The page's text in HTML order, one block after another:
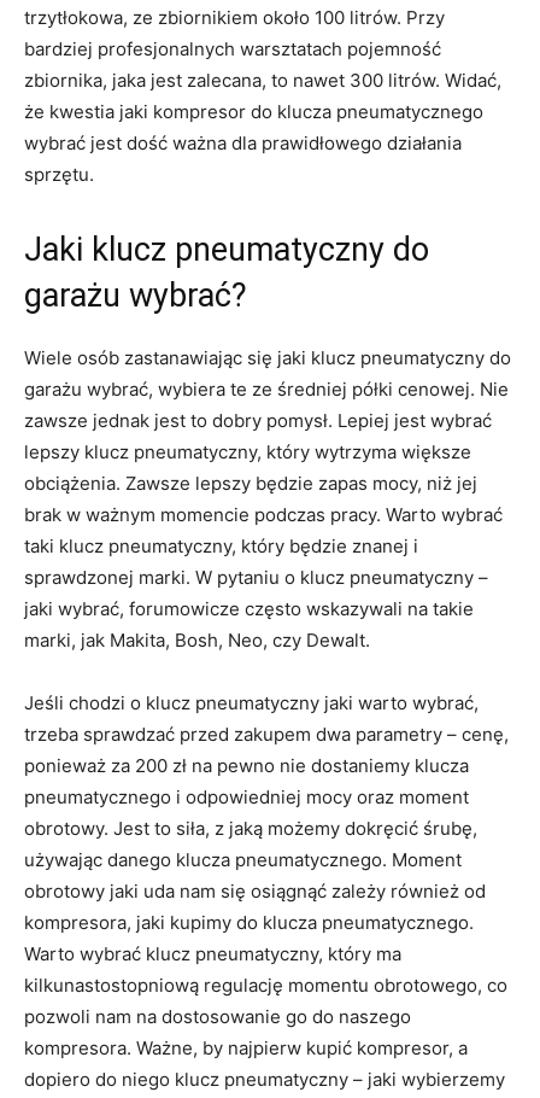
trzytłokowa, ze zbiornikiem około 100 litrów. Przy
bardziej profesjonalnych warsztatach pojemność
zbiornika, jaka jest zalecana, to nawet 300 litrów. Widać,
że kwestia jaki kompresor do klucza pneumatycznego
wybrać jest dość ważna dla prawidłowego działania
sprzętu.
Jaki klucz pneumatyczny do
garażu wybrać?
Wiele osób zastanawiając się jaki klucz pneumatyczny do
garażu wybrać, wybiera te ze średniej półki cenowej. Nie
zawsze jednak jest to dobry pomysł. Lepiej jest wybrać
lepszy klucz pneumatyczny, który wytrzyma większe
obciążenia. Zawsze lepszy będzie zapas mocy, niż jej
brak w ważnym momencie podczas pracy. Warto wybrać
taki klucz pneumatyczny, który będzie znanej i
sprawdzonej marki. W pytaniu o klucz pneumatyczny –
jaki wybrać, forumowicze często wskazywali na takie
marki, jak Makita, Bosh, Neo, czy Dewalt.
Jeśli chodzi o klucz pneumatyczny jaki warto wybrać,
trzeba sprawdzać przed zakupem dwa parametry – cenę,
ponieważ za 200 zł na pewno nie dostaniemy klucza
pneumatycznego i odpowiedniej mocy oraz moment
obrotowy. Jest to siła, z jaką możemy dokręcić śrubę,
używając danego klucza pneumatycznego. Moment
obrotowy jaki uda nam się osiągnąć zależy również od
kompresora, jaki kupimy do klucza pneumatycznego.
Warto wybrać klucz pneumatyczny, który ma
kilkunastostopniową regulację momentu obrotowego, co
pozwoli nam na dostosowanie go do naszego
kompresora. Ważne, by najpierw kupić kompresor, a
dopiero do niego klucz pneumatyczny – jaki wybierzemy